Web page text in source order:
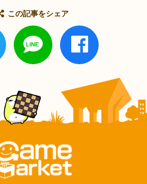
この記事をシェア